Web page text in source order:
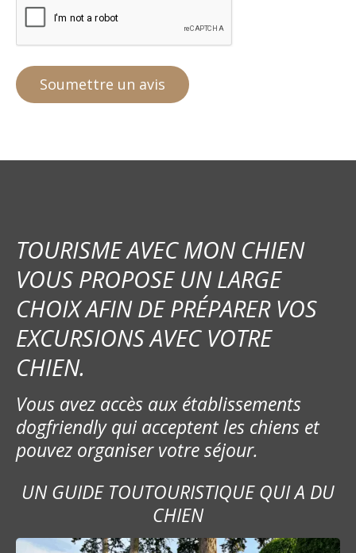
TOURISME AVEC MON CHIEN
VOUS PROPOSE UN LARGE
CHOIX AFIN DE PRÉPARER VOS
EXCURSIONS AVEC VOTRE
CHIEN.
Vous avez accès aux établissements
dogfriendly qui acceptent les chiens et
pouvez organiser votre séjour.
UN GUIDE TOUTOURISTIQUE QUI A DU
CHIEN